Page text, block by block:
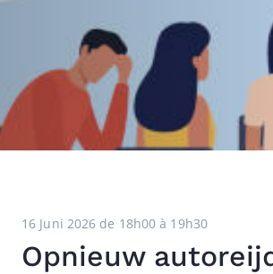
16 Juni 2026 de 18h00 à 19h30
Opnieuw